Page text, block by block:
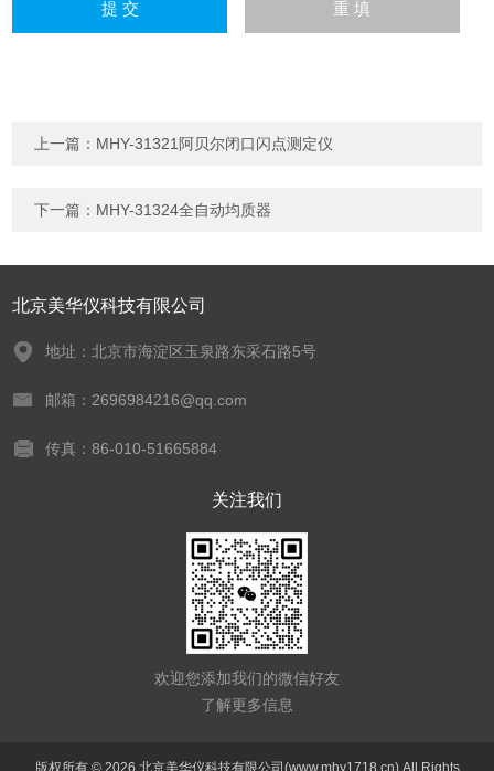
上一篇： MHY-31321阿贝尔闭口闪点测定仪
下一篇： MHY-31324全自动均质器
北京美华仪科技有限公司
地址：北京市海淀区玉泉路东采石路5号
邮箱：2696984216@qq.com
传真：86-010-51665884
关注我们
欢迎您添加我们的微信好友
了解更多信息
版权所有 © 2026 北京美华仪科技有限公司(www.mhy1718.cn) All Rights